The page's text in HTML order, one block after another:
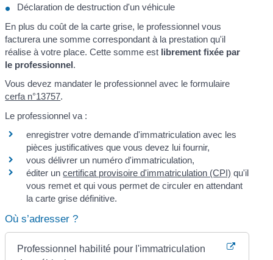
Déclaration de destruction d'un véhicule
En plus du coût de la carte grise, le professionnel vous
facturera une somme correspondant à la prestation qu'il
réalise à votre place. Cette somme est librement fixée par
le professionnel.
Vous devez mandater le professionnel avec le formulaire
cerfa n°13757.
Le professionnel va :
enregistrer votre demande d'immatriculation avec les
pièces justificatives que vous devez lui fournir,
vous délivrer un numéro d'immatriculation,
éditer uncertificat provisoire d'immatriculation (CPI) qu'il
vous remet et qui vous permet de circuler en attendant
la carte grise définitive.
Où s’adresser ?
Professionnel habilité pour l'immatriculation